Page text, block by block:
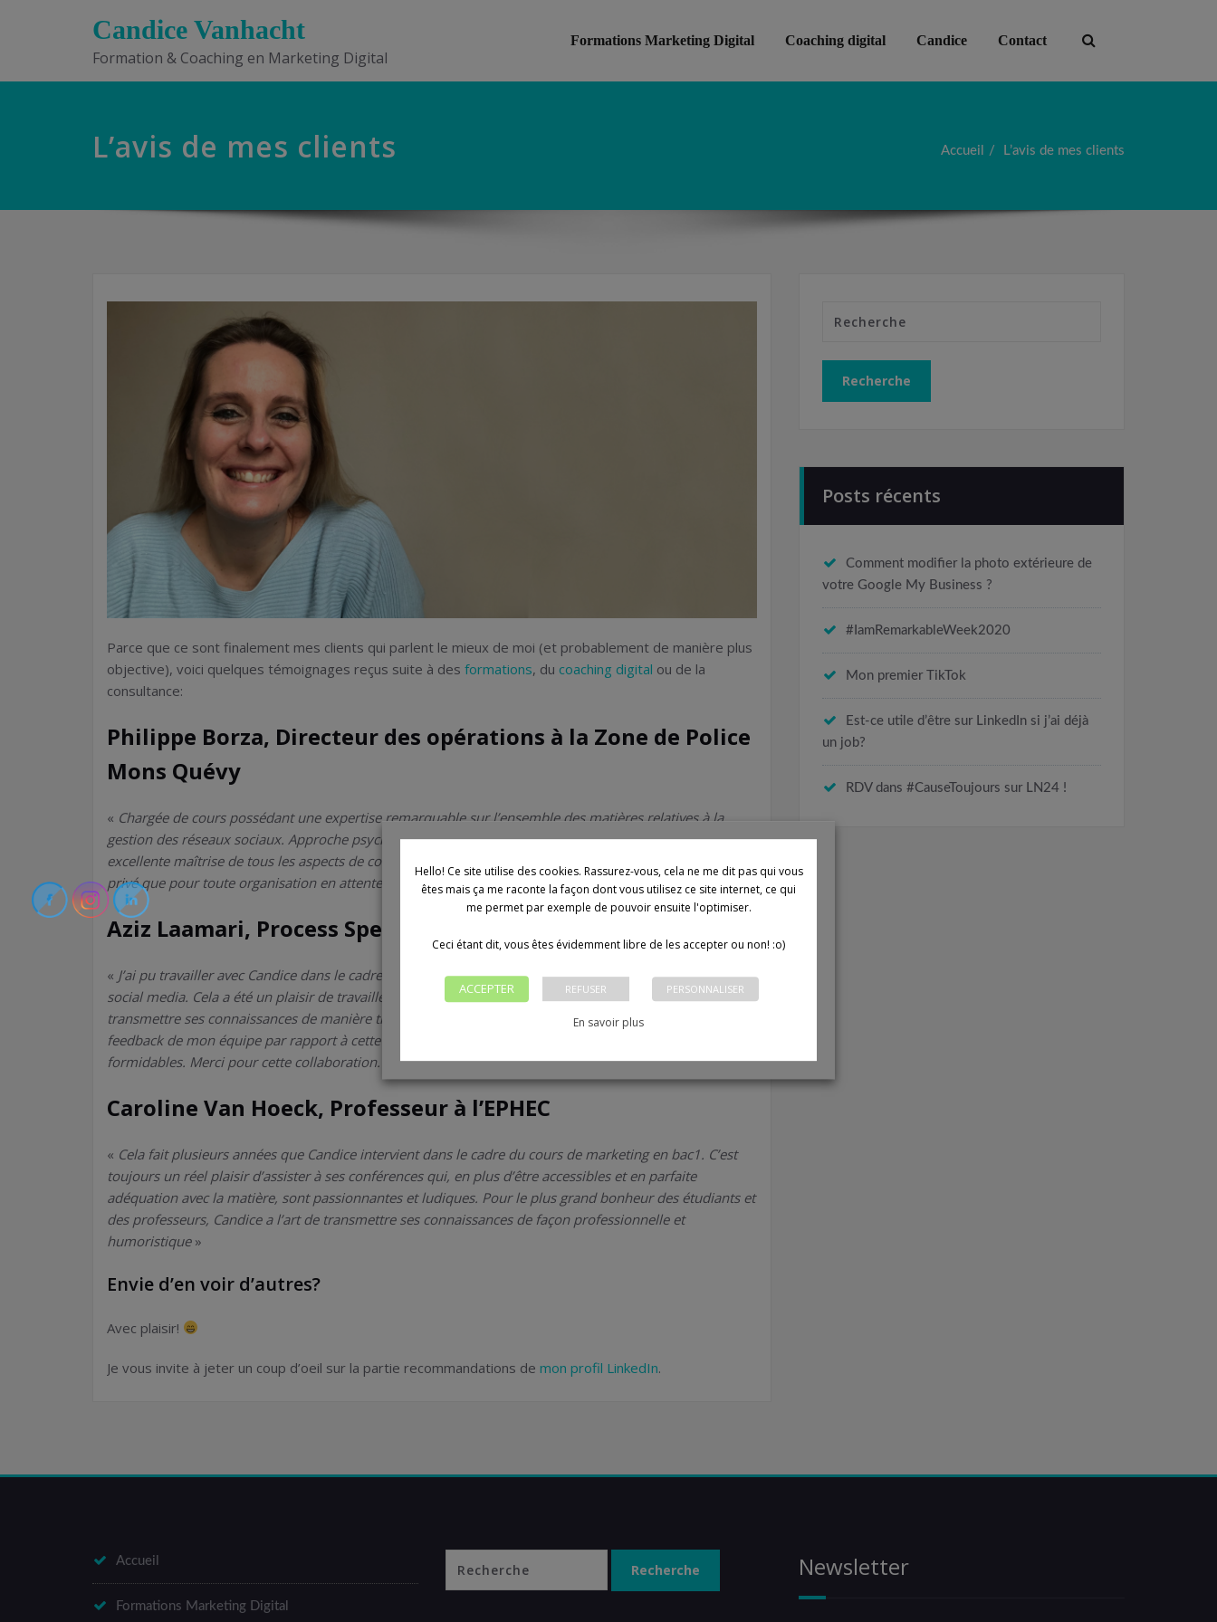
Candice Vanhacht
Formation & Coaching en Marketing Digital
Formations Marketing Digital Coaching digital Candice Contact
L’avis de mes clients Accueil L’avis de mes clients
Parce que ce sont finalement mes clients qui parlent le mieux de moi (et probablement de manière plus
objective), voici quelques témoignages reçus suite à des formations, du coaching digital ou de la
consultance:
Philippe Borza, Directeur des opérations à la Zone de Police
Mons Quévy
« Chargée de cours possédant une expertise remarquable sur l’ensemble des matières relatives à la
gestion des réseaux sociaux. Approche psychopédagogique adaptée au public cible. En résumé,
excellente maîtrise de tous les aspects de communication 2.0. Apporte une réelle plus value tant à titre
privé que pour toute organisation en attente de conseils pratiques. A recommander !
Aziz Laamari, Process Specialist chez Proximus
« J’ai pu travailler avec Candice dans le cadre de la formation de mon équipe à la façon de gérer les
social media. Cela a été un plaisir de travailler avec quelqu’un qui maîtrise son sujet et qui sait comment
transmettre ses connaissances de manière très professionelle et dans une ambiance très sympatique. Le
feedback de mon équipe par rapport à cette formation a été très positif et les résultats ont été
formidables. Merci pour cette collaboration.
Caroline Van Hoeck, Professeur à l’EPHEC
« Cela fait plusieurs années que Candice intervient dans le cadre du cours de marketing en bac1. C’est
toujours un réel plaisir d’assister à ses conférences qui, en plus d’être accessibles et en parfaite
adéquation avec la matière, sont passionnantes et ludiques. Pour le plus grand bonheur des étudiants et
des professeurs, Candice a l’art de transmettre ses connaissances de façon professionnelle et
humoristique»
Envie d’en voir d’autres?
Avec plaisir!
Je vous invite à jeter un coup d’oeil sur la partie recommandations de mon profil LinkedIn.
Posts récents
Comment modifier la photo extérieure de
votre Google My Business ?
#IamRemarkableWeek2020
Mon premier TikTok
Est-ce utile d’être sur LinkedIn si j’ai déjà
un job?
RDV dans #CauseToujours sur LN24 !
Accueil
Formations Marketing Digital
Newsletter
Hello! Ce site utilise des cookies. Rassurez-vous, cela ne me dit pas qui vous
êtes mais ça me raconte la façon dont vous utilisez ce site internet, ce qui
me permet par exemple de pouvoir ensuite l'optimiser.
Ceci étant dit, vous êtes évidemment libre de les accepter ou non! :o)
ACCEPTER REFUSER PERSONNALISER
En savoir plus